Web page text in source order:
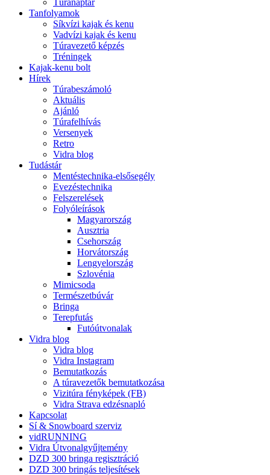
Túranaptár
Tanfolyamok
Síkvízi kajak és kenu
Vadvízi kajak és kenu
Túravezető képzés
Tréningek
Kajak-kenu bolt
Hírek
Túrabeszámoló
Aktuális
Ajánló
Túrafelhívás
Versenyek
Retro
Vidra blog
Tudástár
Mentéstechnika-elsősegély
Evezéstechnika
Felszerelések
Folyóleírások
Magyarország
Ausztria
Csehország
Horvátország
Lengyelország
Szlovénia
Mimicsoda
Természetbúvár
Bringa
Terepfutás
Futóútvonalak
Vidra blog
Vidra blog
Vidra Instagram
Bemutatkozás
A túravezetők bemutatkozása
Vizitúra fényképek (FB)
Vidra Strava edzésnapló
Kapcsolat
Sí & Snowboard szerviz
vidRUNNING
Vidra Útvonalgyűjtemény
DZD 300 bringa regisztráció
DZD 300 bringás teljesítések